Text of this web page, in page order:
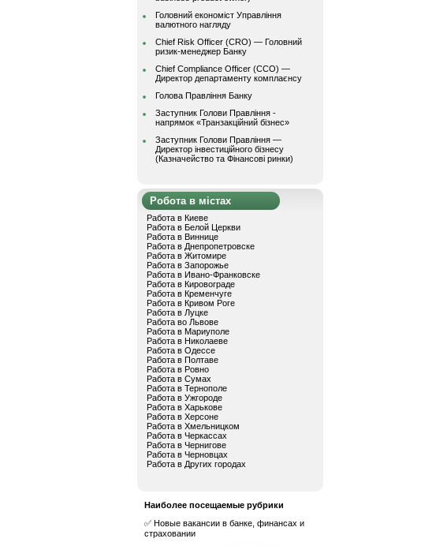
Головний економіст Управління
валютного нагляду
Chief Risk Officer (CRO) — Головний
ризик-менеджер Банку
Chief Compliance Officer (CCO) —
Директор департаменту комплаєнсу
Голова Правління Банку
Заступник Голови Правління -
напрямок «Транзакційний бізнес»
Заступник Голови Правління —
Директор інвестиційного бізнесу
(Казначейство та Фінансові ринки)
Робота в містах
Работа в Киеве
Работа в Белой Церкви
Работа в Виннице
Работа в Днепропетровске
Работа в Житомире
Работа в Запорожье
Работа в Ивано-Франковске
Работа в Кировограде
Работа в Кременчуге
Работа в Кривом Роге
Работа в Луцке
Работа во Львове
Работа в Мариуполе
Работа в Николаеве
Работа в Одессе
Работа в Полтаве
Работа в Ровно
Работа в Сумах
Работа в Тернополе
Работа в Ужгороде
Работа в Харькове
Работа в Херсоне
Работа в Хмельницком
Работа в Черкассах
Работа в Чернигове
Работа в Черновцах
Работа в Других городах
Наиболее посещаемые рубрики
✅ Новые вакансии в банке, финансах и
страховании